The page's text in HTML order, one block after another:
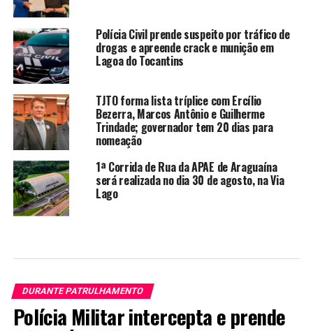
Polícia Civil prende suspeito por tráfico de
drogas e apreende crack e munição em
Lagoa do Tocantins
TJTO forma lista tríplice com Ercílio
Bezerra, Marcos Antônio e Guilherme
Trindade; governador tem 20 dias para
nomeação
1ª Corrida de Rua da APAE de Araguaína
será realizada no dia 30 de agosto, na Via
Lago
DURANTE PATRULHAMENTO
Polícia Militar intercepta e prende